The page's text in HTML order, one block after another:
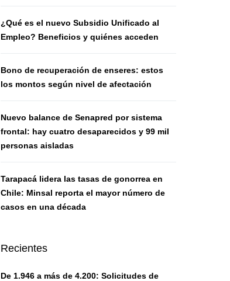
¿Qué es el nuevo Subsidio Unificado al
Empleo? Beneficios y quiénes acceden
Bono de recuperación de enseres: estos
los montos según nivel de afectación
Nuevo balance de Senapred por sistema
frontal: hay cuatro desaparecidos y 99 mil
personas aisladas
Tarapacá lidera las tasas de gonorrea en
Chile: Minsal reporta el mayor número de
casos en una década
Recientes
De 1.946 a más de 4.200: Solicitudes de